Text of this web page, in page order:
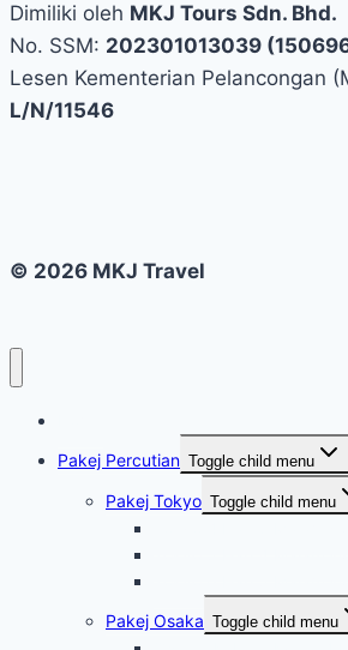
Dimiliki oleh MKJ Tours Sdn. Bhd.
No. SSM: 202301013039
Lesen Kementerian Pelancongan
L/N/11546
© 2026 MKJ Travel
Pakej Percutian Toggle child menu
Pakej Tokyo Toggle child menu
Pakej Osaka Toggle child menu